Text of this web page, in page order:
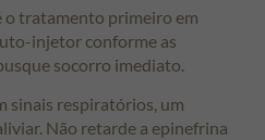
o tratamento primeiro em
injetor conforme as
socorro imediato.
sinais respiratórios, um
Não retarde a epinefrina